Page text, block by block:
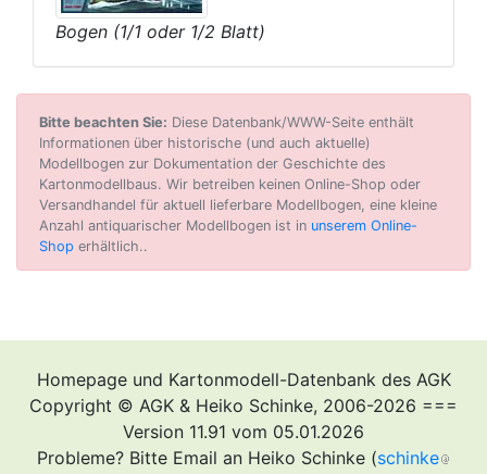
Bogen (1/1 oder 1/2 Blatt)
Bitte beachten Sie: Diese Datenbank/WWW-Seite enthält
Informationen über historische (und auch aktuelle)
Modellbogen zur Dokumentation der Geschichte des
Kartonmodellbaus. Wir betreiben keinen Online-Shop oder
Versandhandel für aktuell lieferbare Modellbogen, eine kleine
Anzahl antiquarischer Modellbogen ist in unserem Online-
Shop erhältlich..
Homepage und Kartonmodell-Datenbank des AGK
Copyright © AGK & Heiko Schinke, 2006-2026 ===
Version 11.91 vom 05.01.2026
Probleme? Bitte Email an Heiko Schinke (schinke